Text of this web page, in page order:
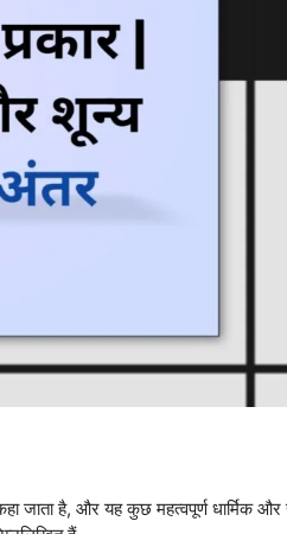
जाता है, और यह कुछ महत्वपूर्ण धार्मिक और